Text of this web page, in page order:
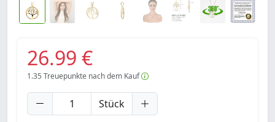
26.99 €
1.35 Treuepunkte nach dem Kauf
Stück